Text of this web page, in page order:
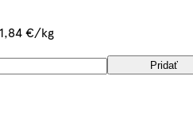
€/kg
Pridať